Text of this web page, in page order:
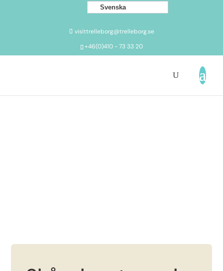
Svenska
visittrelleborg@trelleborg.se
+46(0)410 - 73 33 20